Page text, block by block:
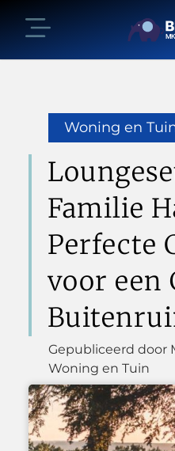
Woning en
Familie
Perfecte
voor een
Gepubliceerd door
Woning en Tuin